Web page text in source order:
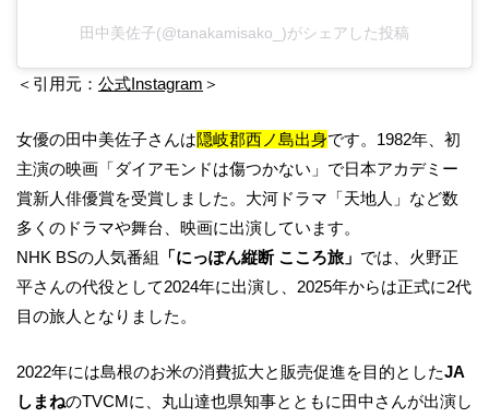
田中美佐子(@tanakamisako_)がシェアした投稿
＜引用元： 公式Instagram ＞
女優の田中美佐子さんは隠岐郡西ノ島出身です。1982年、初
主演の映画「ダイアモンドは傷つかない」で日本アカデミー
賞新人俳優賞を受賞しました。大河ドラマ「天地人」など数
多くのドラマや舞台、映画に出演しています。
NHK BSの人気番組
「にっぽん縦断 こころ旅」 では、火野正
平さんの代役として2024年に出演し、2025年からは正式に2代
目の旅人となりました。
2022年には島根のお米の消費拡大と販売促進を目的としたJA
しまねのTVCMに、丸山達也県知事とともに田中さんが出演し